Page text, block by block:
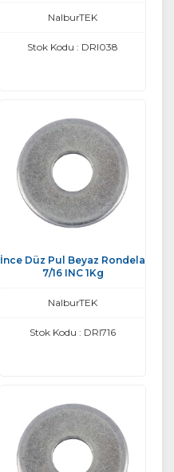
NalburTEK
Stok Kodu : DRI038
İnce Düz Pul Beyaz Rondela
7/16 INC 1Kg
NalburTEK
Stok Kodu : DRI716